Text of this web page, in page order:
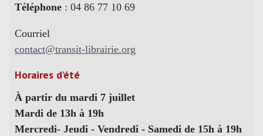
Téléphone : 04 86 77 10 69
Courriel
contact@transit-librairie.org
Horaires d’été
À partir du mardi 7 juillet
Mardi de 13h à 19h
Mercredi- Jeudi - Vendredi - Samedi de 15h à 19h